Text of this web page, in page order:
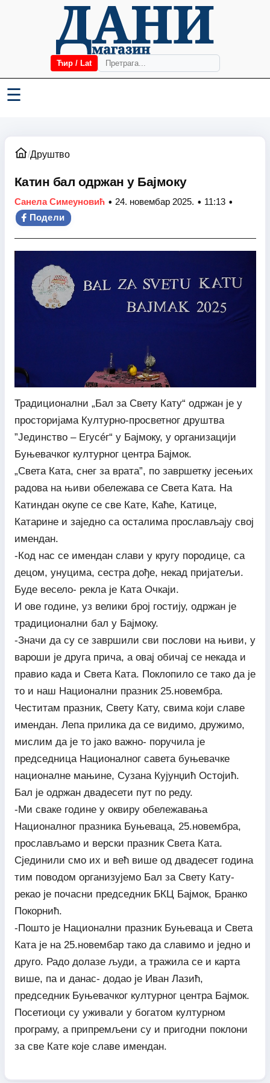
Ћир / Lat
☰
/Друштво
Катин бал одржан у Бајмоку
Санела Симеуновић • 24. новембар 2025. • 11:13 •
Подели
Традиционални „Бал за Свету Кату“ одржан је у
просторијама Културно-просветног друштва
”Јединство – Егyсéг“ у Бајмоку, у организацији
Буњевачког културног центра Бајмок.
„Света Ката, снег за врата”, по завршетку јесењих
радова на њиви обележава се Света Ката. На
Катиндан окупе се све Кате, Каће, Катице,
Катарине и заједно са осталима прослављају свој
имендан.
-Код нас се имендан слави у кругу породице, са
децом, унуцима, сестра дође, некад пријатељи.
Буде весело- рекла је Ката Очкаји.
И ове године, уз велики број гостију, одржан је
традиционални бал у Бајмоку.
-Значи да су се завршили сви послови на њиви, у
вароши је друга прича, а овај обичај се некада и
правио када и Света Ката. Поклопило се тако да је
то и наш Национални празник 25.новембра.
Честитам празник, Свету Кату, свима који славе
имендан. Лепа прилика да се видимо, дружимо,
мислим да је то јако важно- поручила је
председница Националног савета буњевачке
националне мањине, Сузана Кујунџић Остојић.
Бал је одржан двадесети пут по реду.
-Ми сваке године у оквиру обележавања
Националног празника Буњеваца, 25.новембра,
прослављамо и верски празник Света Ката.
Сјединили смо их и већ више од двадесет година
тим поводом организујемо Бал за Свету Кату-
рекао је почасни председник БКЦ Бајмок, Бранко
Покорнић.
-Пошто је Национални празник Буњеваца и Света
Ката је на 25.новембар тако да славимо и једно и
друго. Радо долазе људи, а тражила се и карта
више, па и данас- додао је Иван Лазић,
председник Буњевачког културног центра Бајмок.
Посетиоци су уживали у богатом културном
програму, а припремљени су и пригодни поклони
за све Кате које славе имендан.